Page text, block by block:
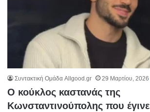
Συντακτική Ομάδα Allgood.gr 29 Μαρτίου, 2026
Ο κούκλος καστανάς της
Κωνσταντινούπολης που